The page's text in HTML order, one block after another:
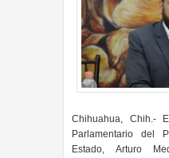
Chihuahua, Chih.-
Parlamentario del
Estado, Arturo